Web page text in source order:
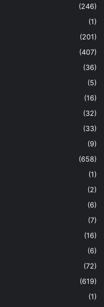
(246)
(1)
(201)
(407)
(36)
(5)
(16)
(32)
(33)
(9)
(658)
(1)
(2)
(6)
(7)
(16)
(6)
(72)
(619)
(1)